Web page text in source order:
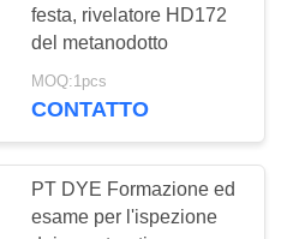
del
festa, rivelatore HD172
del metanodotto
MOQ:1pcs
CONTATTO
PT DYE Formazione ed
esame per l'ispezione